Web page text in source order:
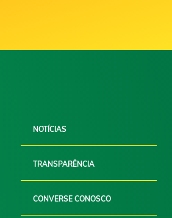
NOTÍCIAS
TRANSPARÊNCIA
CONVERSE CONOSCO